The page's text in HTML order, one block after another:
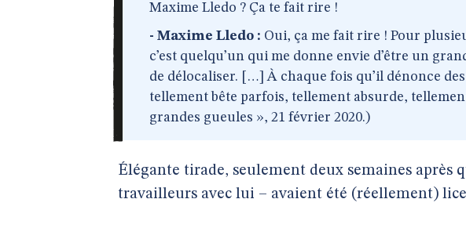
Maxime Lledo ? Ça te fait rire !
- Maxime Lledo : Oui, ça me fait rire ! Pour
c’est quelqu’un qui me donne envie d’être un
de délocaliser. […] À chaque fois qu’il dénonce
tellement bête parfois, tellement absurde,
grandes gueules », 21 février 2020.)
Élégante tirade, seulement deux semaines après
travailleurs avec lui – avaient été (réellement)